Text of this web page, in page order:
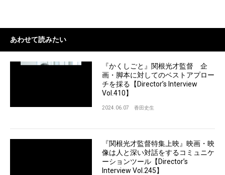
あわせて読みたい
『かくしごと』関根光才監督 企
画・脚本に対してのベストアプロー
チを採る【Director’s Interview
Vol.410】
2024.06.07 香田史生
『関根光才監督特集上映』映画・映
像は人と深い対話をするコミュニケ
ーションツール【Director’s
Interview Vol.245】